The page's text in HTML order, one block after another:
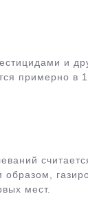
и
примерно в
образом,
мест.